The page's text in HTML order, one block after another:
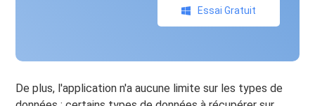
Essai Gratuit
De plus, l'application n'a aucune limite sur les types de